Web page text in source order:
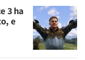
3 ha
e